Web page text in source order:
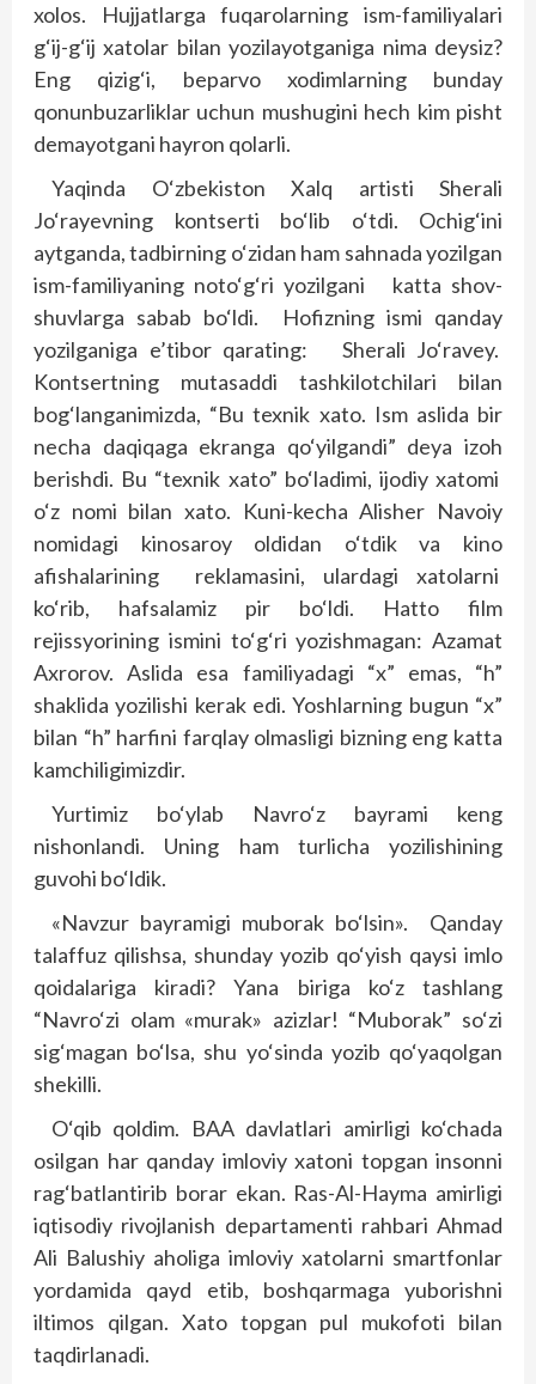
xolos. Hujjatlarga fuqarolarning ism-familiyalari
g‘ij-g‘ij xatolar bilan yozilayotganiga nima deysiz?
Eng qizig‘i, beparvo xodimlarning bunday
qonunbuzarliklar uchun mushugini hech kim pisht
demayotgani hayron qolarli.
Yaqinda O‘zbekiston Xalq artisti Sherali
Jo‘rayevning kontserti bo‘lib o‘tdi. Ochig‘ini
aytganda, tadbirning o‘zidan ham sahnada yozilgan
ism-familiyaning noto‘g‘ri yozilgani katta shov-
shuvlarga sabab bo‘ldi. Hofizning ismi qanday
yozilganiga e’tibor qarating: Sherali Jo‘ravey.
Kontsertning mutasaddi tashkilotchilari bilan
bog‘langanimizda, “Bu texnik xato. Ism aslida bir
necha daqiqaga ekranga qo‘yilgandi” deya izoh
berishdi. Bu “texnik xato” bo‘ladimi, ijodiy xatomi
o‘z nomi bilan xato. Kuni-kecha Alisher Navoiy
nomidagi kinosaroy oldidan o‘tdik va kino
afishalarining reklamasini, ulardagi xatolarni
ko‘rib, hafsalamiz pir bo‘ldi. Hatto film
rejissyorining ismini to‘g‘ri yozishmagan: Azamat
Axrorov. Aslida esa familiyadagi “x” emas, “h”
shaklida yozilishi kerak edi. Yoshlarning bugun “x”
bilan “h” harfini farqlay olmasligi bizning eng katta
kamchiligimizdir.
Yurtimiz bo‘ylab Navro‘z bayrami keng
nishonlandi. Uning ham turlicha yozilishining
guvohi bo‘ldik.
«Navzur bayramigi muborak bo‘lsin». Qanday
talaffuz qilishsa, shunday yozib qo‘yish qaysi imlo
qoidalariga kiradi? Yana biriga ko‘z tashlang
“Navro‘zi olam «murak» azizlar! “Muborak” so‘zi
sig‘magan bo‘lsa, shu yo‘sinda yozib qo‘yaqolgan
shekilli.
O‘qib qoldim. BAA davlatlari amirligi ko‘chada
osilgan har qanday imloviy xatoni topgan insonni
rag‘batlantirib borar ekan. Ras-Al-Hayma amirligi
iqtisodiy rivojlanish departamenti rahbari Ahmad
Ali Balushiy aholiga imloviy xatolarni smartfonlar
yordamida qayd etib, boshqarmaga yuborishni
iltimos qilgan. Xato topgan pul mukofoti bilan
taqdirlanadi.